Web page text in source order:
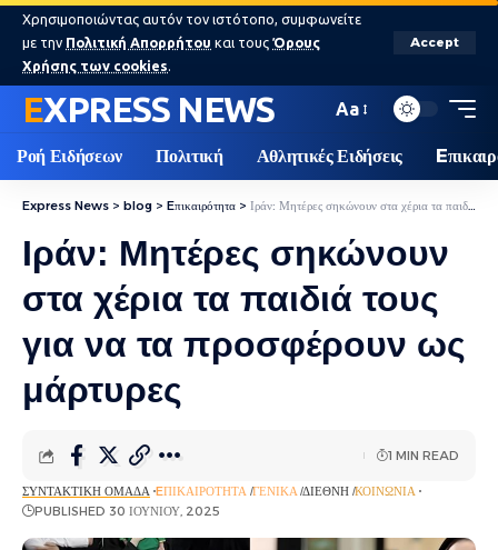
Χρησιμοποιώντας αυτόν τον ιστότοπο, συμφωνείτε
με την Πολιτική Απορρήτου και τους Όρους
Χρήσης των cookies.
Accept
EXPRESS NEWS Aa
Ροή Ειδήσεων Πολιτική Αθλητικές Ειδήσεις
Express News > blog > Eπικαιρότητα > Ιράν: Μητέρες σηκώνουν στα χέρια τα παιδιά τους για να τα προσφέρουν ως μάρτυρες
Ιράν: Μητέρες σηκώνουν
στα χέρια τα παιδιά τους
για να τα προσφέρουν ως
μάρτυρες
ΣΥΝΤΑΚΤΙΚΉ ΟΜΆΔΑ EΠΙΚΑΙΡΌΤΗΤΑ ΓΕΝΙΚΆ ΔΙΕΘΝΉ ΚΟΙΝΩΝΊΑ
PUBLISHED 30 ΙΟΥΝΊΟΥ, 2025
1 MIN READ